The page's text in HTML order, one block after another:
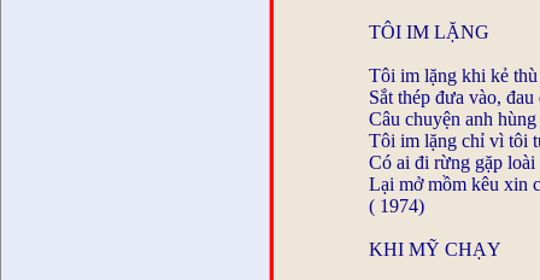
TÔI IM LẶNG
Tôi im lặng khi kẻ thù
Sắt thép đưa vào,
Câu chuyện anh
Tôi im lặng chỉ vì tôi
Có ai đi rừng gặp loài
Lại mở mồm kêu xin
( 1974)
KHI MỸ CHẠY